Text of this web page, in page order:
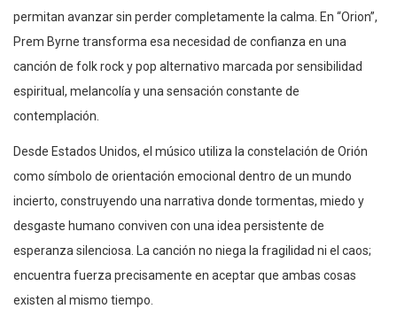
permitan avanzar sin perder completamente la calma. En “Orion”,
Prem Byrne transforma esa necesidad de confianza en una
canción de folk rock y pop alternativo marcada por sensibilidad
espiritual, melancolía y una sensación constante de
contemplación.
Desde Estados Unidos, el músico utiliza la constelación de Orión
como símbolo de orientación emocional dentro de un mundo
incierto, construyendo una narrativa donde tormentas, miedo y
desgaste humano conviven con una idea persistente de
esperanza silenciosa. La canción no niega la fragilidad ni el caos;
encuentra fuerza precisamente en aceptar que ambas cosas
existen al mismo tiempo.